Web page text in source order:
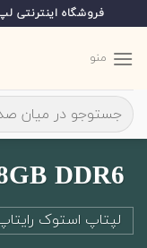
to
content
فروشگاه اینترنتی
منو
جستجو
برای:
DDR6
لپتاپ استوک